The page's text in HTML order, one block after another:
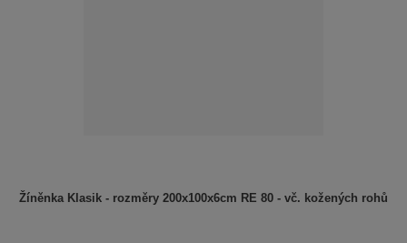
Žíněnka Klasik - rozměry 200x100x6cm RE 80 - vč. kožených rohů